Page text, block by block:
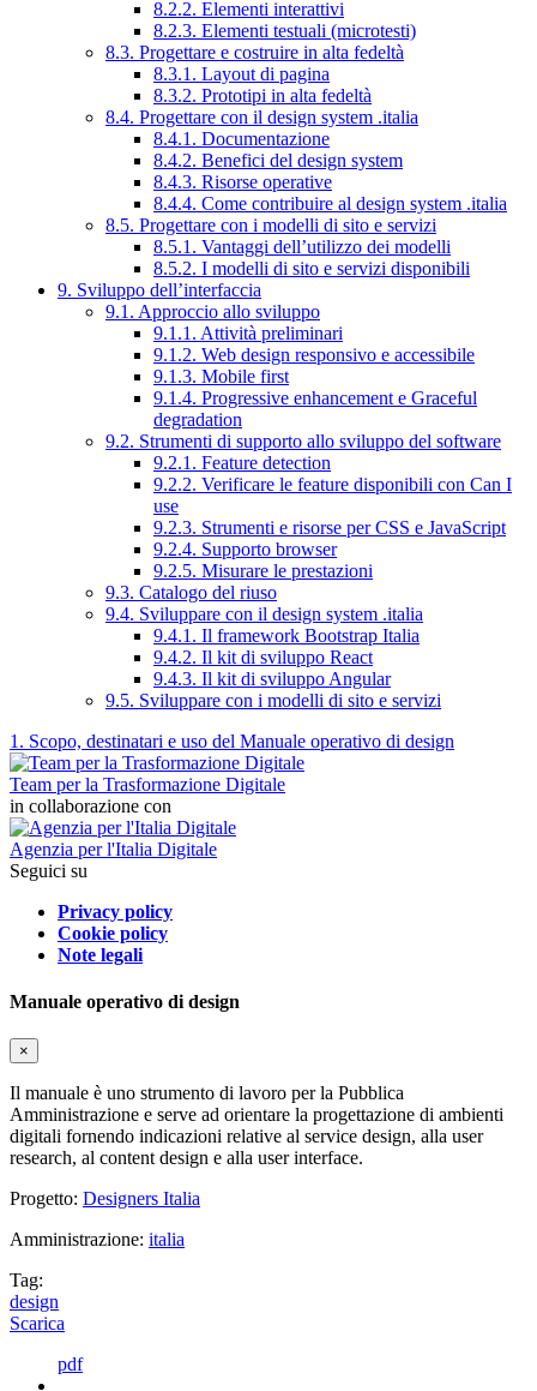
8.2.2. Elementi interattivi
8.2.3. Elementi testuali (microtesti)
8.3. Progettare e costruire in alta fedeltà
8.3.1. Layout di pagina
8.3.2. Prototipi in alta fedeltà
8.4. Progettare con il design system .italia
8.4.1. Documentazione
8.4.2. Benefici del design system
8.4.3. Risorse operative
8.4.4. Come contribuire al design system .italia
8.5. Progettare con i modelli di sito e servizi
8.5.1. Vantaggi dell’utilizzo dei modelli
8.5.2. I modelli di sito e servizi disponibili
9. Sviluppo dell’interfaccia
9.1. Approccio allo sviluppo
9.1.1. Attività preliminari
9.1.2. Web design responsivo e accessibile
9.1.3. Mobile first
9.1.4. Progressive enhancement e Graceful
degradation
9.2. Strumenti di supporto allo sviluppo del software
9.2.1. Feature detection
9.2.2. Verificare le feature disponibili con Can I
use
9.2.3. Strumenti e risorse per CSS e JavaScript
9.2.4. Supporto browser
9.2.5. Misurare le prestazioni
9.3. Catalogo del riuso
9.4. Sviluppare con il design system .italia
9.4.1. Il framework Bootstrap Italia
9.4.2. Il kit di sviluppo React
9.4.3. Il kit di sviluppo Angular
9.5. Sviluppare con i modelli di sito e servizi
1. Scopo, destinatari e uso del Manuale operativo di design
Team per la Trasformazione Digitale
in collaborazione con
Agenzia per l'Italia Digitale
Seguici su
Privacy policy
Cookie policy
Note legali
Manuale operativo di design
×
Il manuale è uno strumento di lavoro per la Pubblica
Amministrazione e serve ad orientare la progettazione di ambienti
digitali fornendo indicazioni relative al service design, alla user
research, al content design e alla user interface.
Progetto: Designers Italia
Amministrazione: italia
Tag:
design
Scarica
pdf